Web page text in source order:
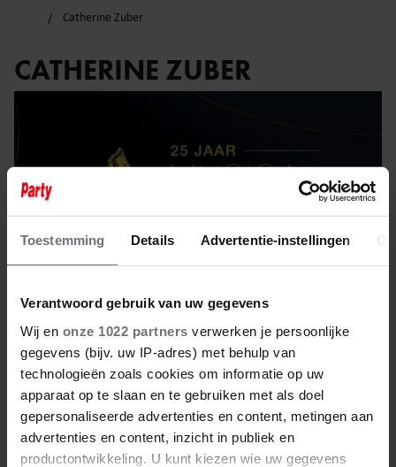
Toestemming Details Advertentie-instellingen
Verantwoord gebruik van uw gegevens
Wij en onze 1022 partners verwerken je persoonlijke
gegevens (bijv. uw IP-adres) met behulp van
technologieën zoals cookies om informatie op uw
apparaat op te slaan en te gebruiken met als doel
gepersonaliseerde advertenties en content, metingen aan
advertenties en content, inzicht in publiek en
productontwikkeling. U kunt kiezen wie uw gegevens
Catherine Zuber
CATHERINE ZUBER
16 april 2025
BEKIJK SNEL… DE MOOISTE
MODE VAN HET ‘MUSICAL
AWARDS GALA 2025’